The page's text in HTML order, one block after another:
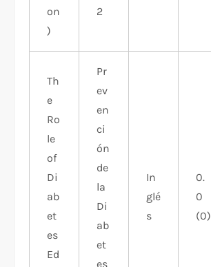
on
)
2
Th
e
Ro
le
of
Di
ab
et
es
Ed
Pr
ev
en
ci
ón
de
la
Di
ab
et
es
In
glé
s
0.
0
(0)